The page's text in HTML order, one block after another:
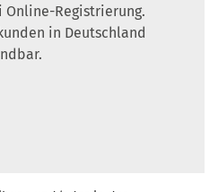
Registrierung.
in Deutschland